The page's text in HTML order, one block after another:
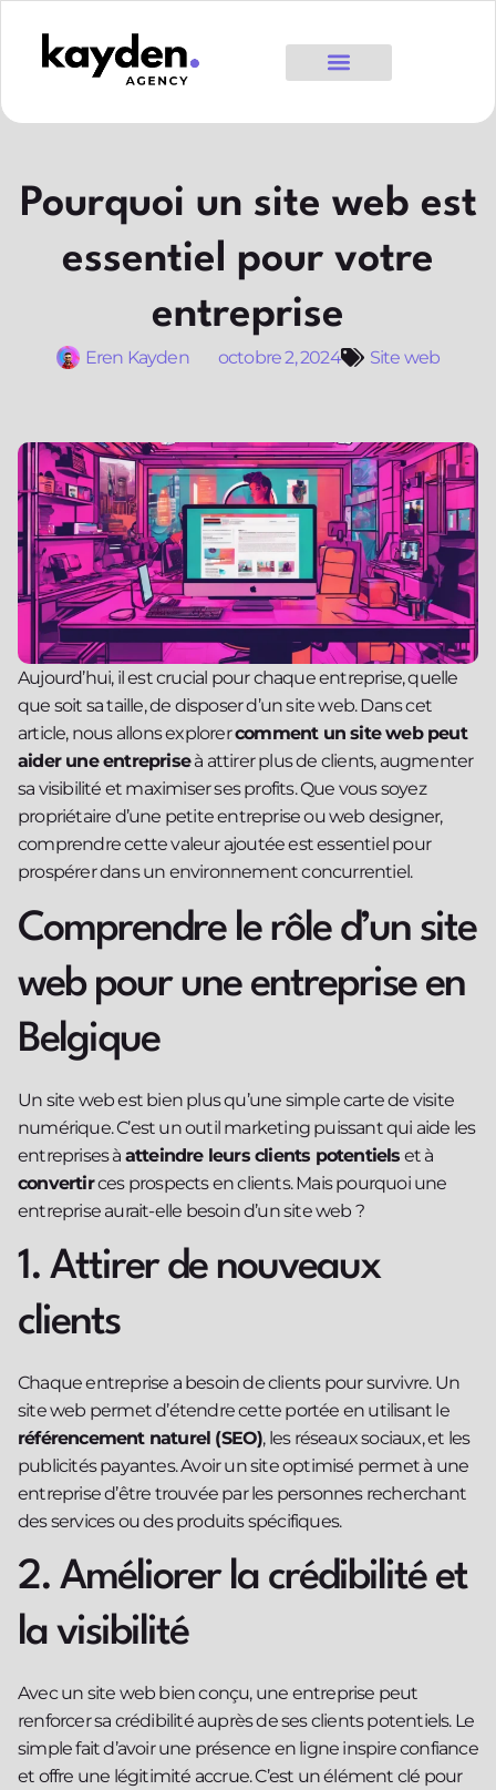
Pourquoi un site web est
essentiel pour votre
entreprise
Eren Kayden octobre 2, 2024 Site web
Aujourd’hui, il est crucial pour chaque entreprise, quelle
que soit sa taille, de disposer d’un site web. Dans cet
article, nous allons explorercomment un site web peut
aider une entrepriseà attirer plus de clients, augmenter
sa visibilité et maximiser ses profits. Que vous soyez
propriétaire d’une petite entreprise ou web designer,
comprendre cette valeur ajoutée est essentiel pour
prospérer dans un environnement concurrentiel.
Comprendre le rôle d’un site
web pour une entreprise en
Belgique
Un site web est bien plus qu’une simple carte de visite
numérique. C’est un outil marketing puissant qui aide les
entreprises à atteindre leurs clients potentiels et à
convertirces prospects en clients. Mais pourquoi une
entreprise aurait-elle besoin d’un site web ?
1. Attirer de nouveaux
clients
Chaque entreprise a besoin de clients pour survivre. Un
site web permet d’étendre cette portée en utilisant le
référencement naturel (SEO), les réseaux sociaux, et les
publicités payantes. Avoir un site optimisé permet à une
entreprise d’être trouvée par les personnes recherchant
des services ou des produits spécifiques.
2. Améliorer la crédibilité et
la visibilité
Avec un site web bien conçu, une entreprise peut
renforcer sa crédibilité auprès de ses clients potentiels. Le
simple fait d’avoir une présence en ligne inspire confiance
et offre une légitimité accrue. C’est un élément clé pour